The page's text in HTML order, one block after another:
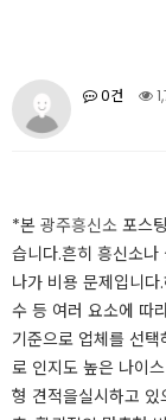
0건
*본 광주흥신소 포스
습니다.​​​흔히 흥신소
나가 비용 문제입니
수 등 여러 요소에 따
기준으로 업체를 선
로 인지도 높은 나이
형 견적을실시하고